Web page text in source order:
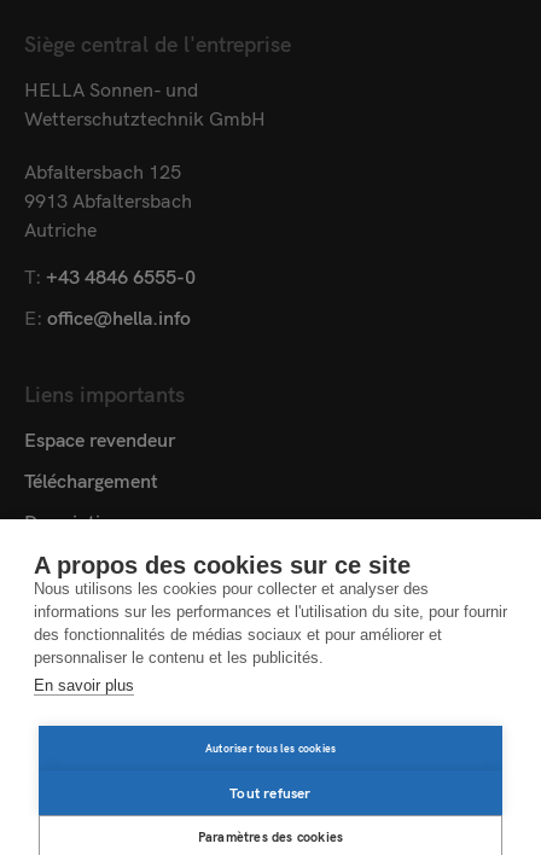
A propos des cookies sur ce site
Nous utilisons les cookies pour collecter et analyser des
informations sur les performances et l'utilisation du site, pour fournir
des fonctionnalités de médias sociaux et pour améliorer et
personnaliser le contenu et les publicités.
En savoir plus
Autoriser tous les cookies
Tout refuser
Paramètres des cookies
Siège central de l'entreprise
HELLA Sonnen- und
Wetterschutztechnik GmbH
Abfaltersbach 125
9913 Abfaltersbach
Autriche
T: +43 4846 6555-0
E: office@hella.info
Liens importants
Espace revendeur
Téléchargement
Description
Médiathèque
Contact
Cookie settings
ACCORD DE PROTECTION DES DONNÉES